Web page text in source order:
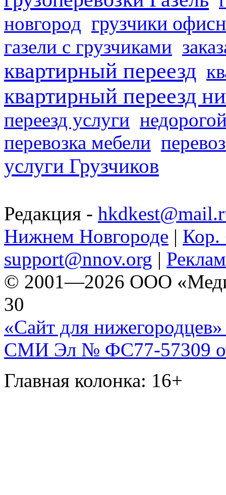
новгород грузчики
газели с грузчиками
квартирный переезд
квартирный переезд
переезд услуги
перевозка мебели
услуги Грузчиков
Редакция -
Нижнем Новгороде | Кор.
support@nnov.org |
© 2001—2026 ООО
30
«Сайт для нижегородцев»
СМИ Эл № ФС77-57309
Главная колонка: 16+